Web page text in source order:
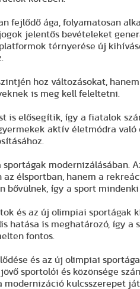
fejlődő ága, folyamatosan
jelentős bevételeket
térnyerése új
hoz változásokat,
is meg kell feleltetni.
is elősegítik, így a fiatalok
aktív életmódra való
modernizálásában.
élsportban, hanem a
így a sport mindenki
és az új olimpiai sportágak
hatása is meghatározó, így a
fontos.
és az új olimpiai
sportolói és közönsége
kulcsszerepet